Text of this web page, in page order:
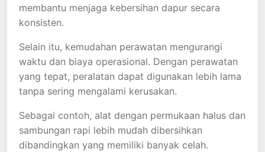
membantu menjaga kebersihan dapur secara
konsisten.
Selain itu, kemudahan perawatan mengurangi
waktu dan biaya operasional. Dengan perawatan
yang tepat, peralatan dapat digunakan lebih lama
tanpa sering mengalami kerusakan.
Sebagai contoh, alat dengan permukaan halus dan
sambungan rapi lebih mudah dibersihkan
dibandingkan yang memiliki banyak celah.